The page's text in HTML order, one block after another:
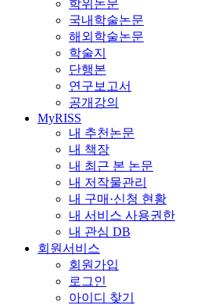
학위논문
국내학술논문
해외학술논문
학술지
단행본
연구보고서
공개강의
MyRISS
내 추천논문
내 책장
내 최근 본 논문
내 저작물관리
내 구매·신청 현황
내 서비스 사용권한
내 관심 DB
회원서비스
회원가입
로그인
아이디 찾기